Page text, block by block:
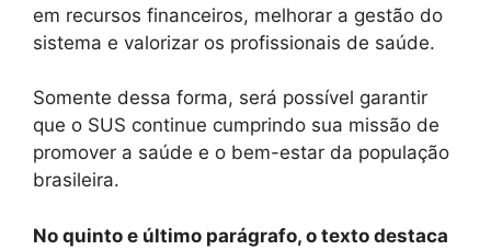
em recursos financeiros, melhorar a gestão do
sistema e valorizar os profissionais de saúde.
Somente dessa forma, será possível garantir
que o SUS continue cumprindo sua missão de
promover a saúde e o bem-estar da população
brasileira.
No quinto e último parágrafo, o texto destaca